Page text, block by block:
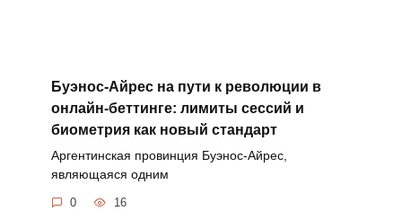
Буэнос-Айрес на пути к революции в
онлайн-беттинге: лимиты сессий и
биометрия как новый стандарт
Аргентинская провинция Буэнос-Айрес,
являющаяся одним
0 16